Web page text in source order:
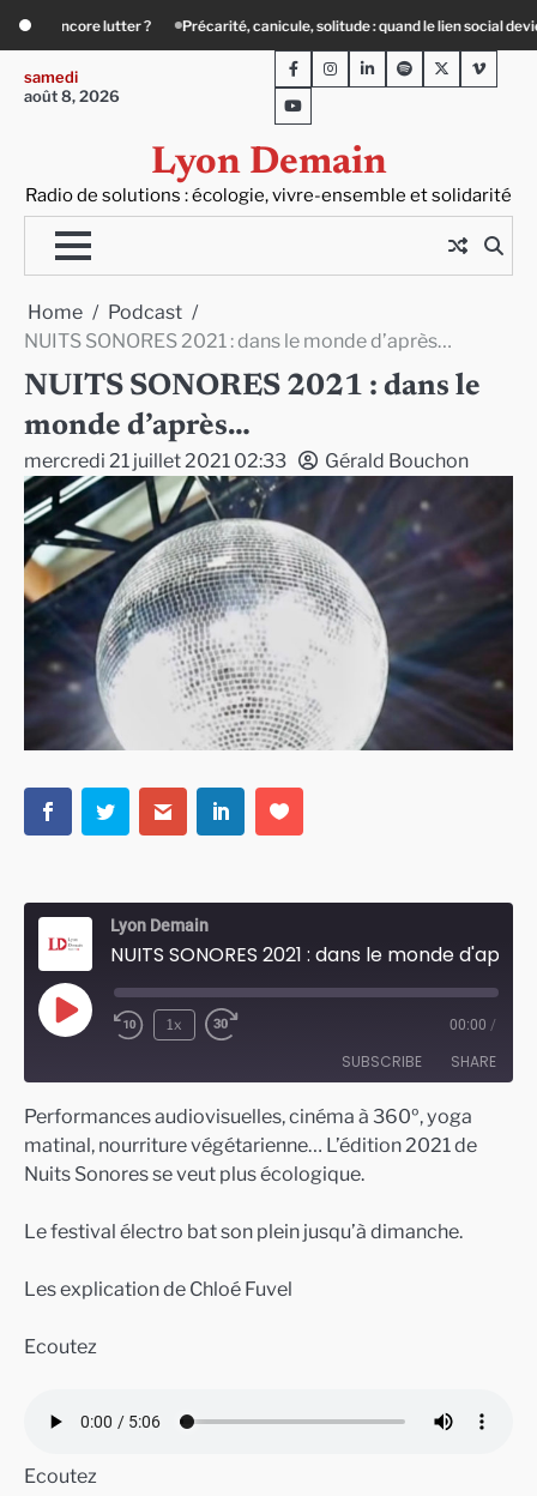
content
solitude : quand le lien social devient essentiel « Ça chauffe » : des
samedi
août 8, 2026
Lyon Demain
Radio de solutions : écologie, vivre-ensemble et solidarité
FacebookInstagram
LinkedInSpotifyTwitterViméo
Youtube
Home
Podcast
NUITS SONORES 2021 : dans le monde d’après…
NUITS SONORES 2021 : dans le
monde d’après…
mercredi 21 juillet 2021 02:33 Gérald Bouchon
Lyon Demain
Play
1x 00:00 /
SUBSCRIBE SHARE
RSS FEED
SHARE
LINK
EMBED
Performances audiovisuelles, cinéma à 360º, yoga
matinal, nourriture végétarienne… L’édition 2021 de
Nuits Sonores se veut plus écologique.
Le festival électro bat son plein jusqu’à dimanche.
Les explication de Chloé Fuvel
Ecoutez
Ecoutez